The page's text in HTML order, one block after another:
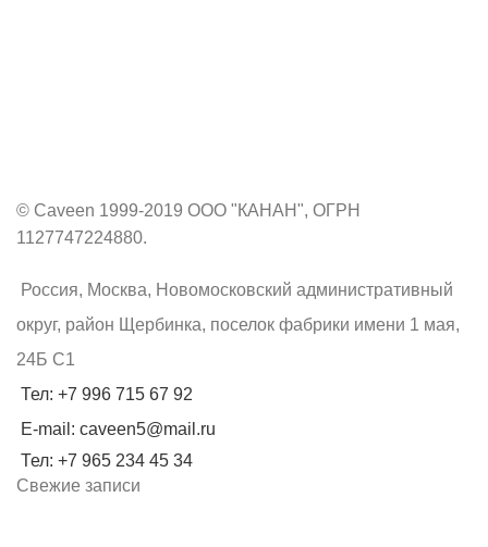
© Caveen 1999-2019 ООО "КАНАН", ОГРН
1127747224880.
Россия, Москва, Новомосковский административный
округ, район Щербинка, поселок фабрики имени 1 мая,
24Б С1
Тел: +7 996 715 67 92
E-mail: caveen5@mail.ru
Тел: +7 965 234 45 34
Свежие записи